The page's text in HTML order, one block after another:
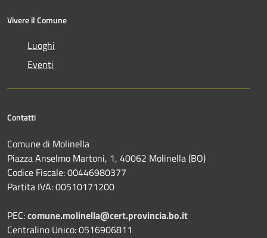
Vivere il Comune
Luoghi
Eventi
Contatti
Comune di Molinella
Piazza Anselmo Martoni, 1, 40062 Molinella (BO)
Codice Fiscale: 00446980377
Partita IVA: 00510171200
PEC:comune.molinella@cert.provincia.bo.it
Centralino Unico: 0516906811